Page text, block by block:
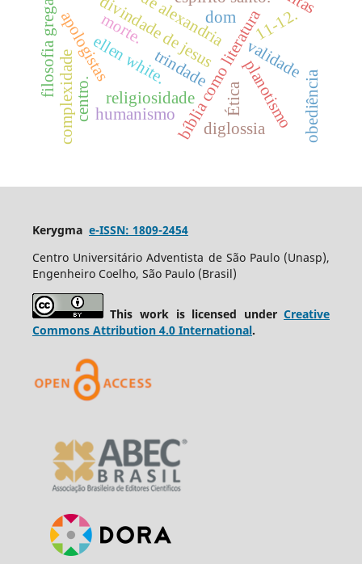
bíblia como literatura
religiosidade
trindade
divindade de jesus validade
ellen white.
apologistas
filosofia grega planotismo
complexidade Ética
dom
morte.
obediência
diglossia
centro.
11-12.
humanismo
Kerygma e-ISSN: 1809-2454
Centro Universitário Adventista de São Paulo (Unasp),
Engenheiro Coelho, São Paulo (Brasil)
This work is licensed underCreative
Commons Attribution 4.0 International.